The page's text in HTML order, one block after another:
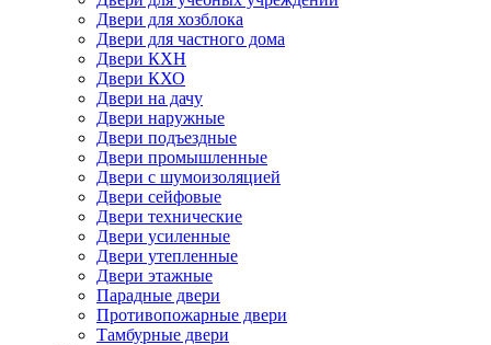
Двери для хозблока
Двери для частного дома
Двери КХН
Двери КХО
Двери на дачу
Двери наружные
Двери подъездные
Двери промышленные
Двери с шумоизоляцией
Двери сейфовые
Двери технические
Двери усиленные
Двери утепленные
Двери этажные
Парадные двери
Противопожарные двери
Тамбурные двери